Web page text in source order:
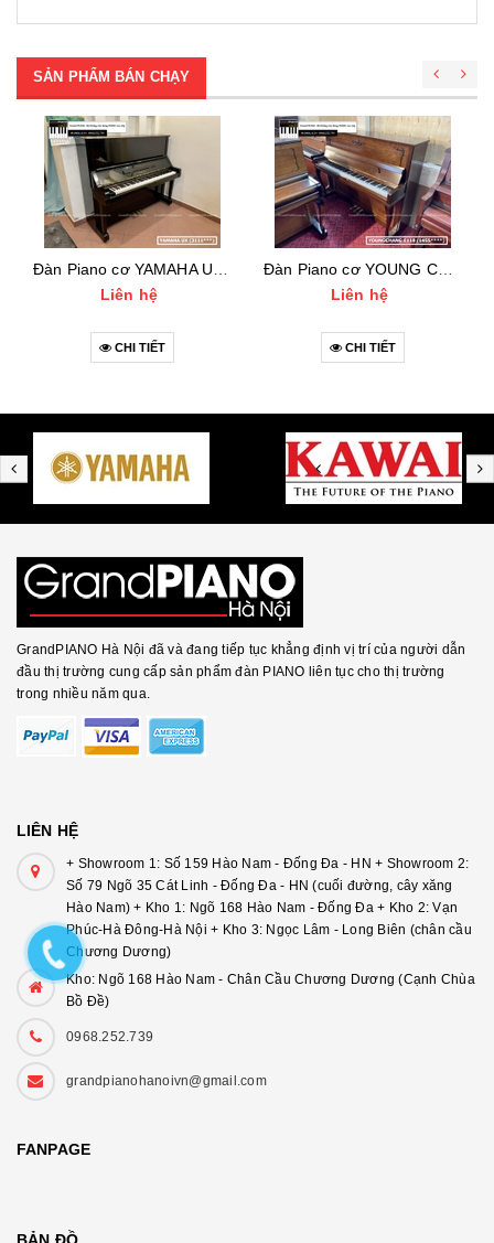
SẢN PHẨM BÁN CHẠY
Liên hệ
CHI TIẾT
Đàn Piano cơ YOUNG CHANG E118 (1455***)
Liên hệ
CHI TIẾT
GrandPIANO Hà Nội đã và đang tiếp tục khẳng định vị trí của người dẫn
đầu thị trường cung cấp sản phẩm đàn PIANO liên tục cho thị trường
trong nhiều năm qua.
LIÊN HỆ
+ Showroom 1: Số 159 Hào Nam - Đống Đa - HN + Showroom 2:
Số 79 Ngõ 35 Cát Linh - Đống Đa - HN (cuối đường, cây xăng
Hào Nam) + Kho 1: Ngõ 168 Hào Nam - Đống Đa + Kho 2: Vạn
Phúc-Hà Đông-Hà Nội + Kho 3: Ngọc Lâm - Long Biên (chân cầu
Chương Dương)
Kho: Ngõ 168 Hào Nam - Chân Cầu Chương Dương (Cạnh Chùa
Bồ Đề)
0968.252.739
grandpianohanoivn@gmail.com
FANPAGE